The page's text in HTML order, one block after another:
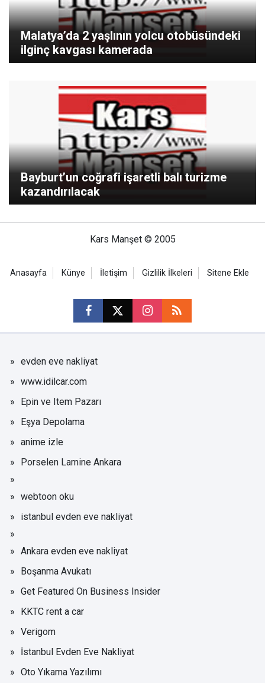
Malatya’da 2 yaşlının yolcu otobüsündeki
ilginç kavgası kamerada
Bayburt’un coğrafi işaretli balı turizme
kazandırılacak
Kars Manşet © 2005
Anasayfa Künye İletişim Gizlilik İlkeleri Sitene Ekle
evden eve nakliyat
www.idilcar.com
Epin ve Item Pazarı
Eşya Depolama
anime izle
Porselen Lamine Ankara
webtoon oku
istanbul evden eve nakliyat
Ankara evden eve nakliyat
Boşanma Avukatı
Get Featured On Business Insider
KKTC rent a car
Verigom
İstanbul Evden Eve Nakliyat
Oto Yıkama Yazılımı